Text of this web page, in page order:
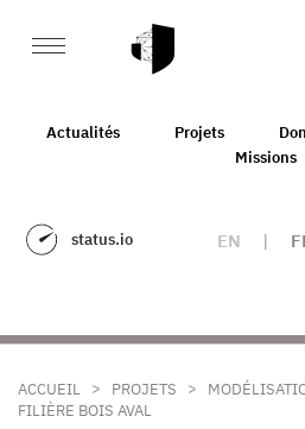
Actualités Projets
Missions
status.io EN |
ACCUEIL > PROJETS >
FILIÈRE BOIS AVAL